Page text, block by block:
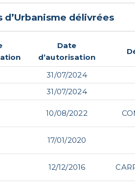
délivrées
Date
d’autorisation
31/07/2024
31/07/2024
10/08/2022
17/01/2020
12/12/2016